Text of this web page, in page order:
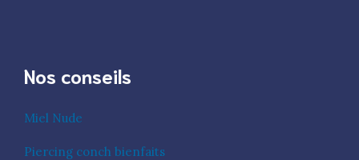
Nos conseils
Miel Nude
Piercing conch bienfaits